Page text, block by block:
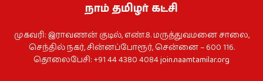
நாம் தமிழர் கட்சி
முகவரி: இராவணன் குடில், எண்.8. மருத்துவமனை சாலை,
செந்தில் நகர், சின்னப்போரூர், சென்னை – 600 116.
தொலைபேசி: +91 44 4380 4084join.naamtamilar.org